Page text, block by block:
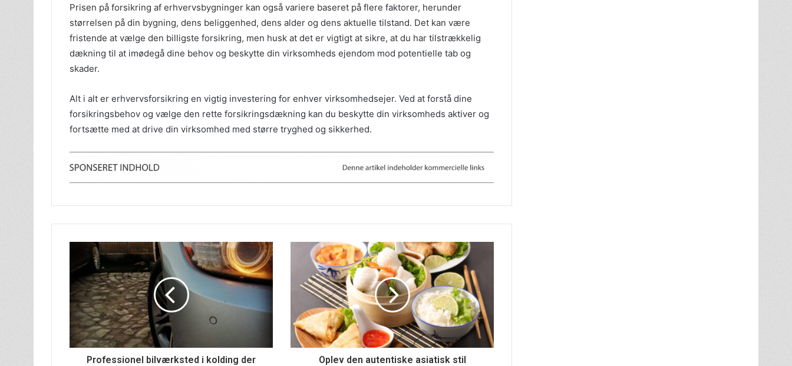
Prisen på forsikring af erhvervsbygninger kan også variere baseret på flere faktorer, herunder
størrelsen på din bygning, dens beliggenhed, dens alder og dens aktuelle tilstand. Det kan være
fristende at vælge den billigste forsikring, men husk at det er vigtigt at sikre, at du har tilstrækkelig
dækning til at imødegå dine behov og beskytte din virksomheds ejendom mod potentielle tab og
skader.
Alt i alt er erhvervsforsikring en vigtig investering for enhver virksomhedsejer. Ved at forstå dine
forsikringsbehov og vælge den rette forsikringsdækning kan du beskytte din virksomheds aktiver og
fortsætte med at drive din virksomhed med større tryghed og sikkerhed.
Professionel bilværksted i kolding der
Oplev den autentiske asiatisk stil